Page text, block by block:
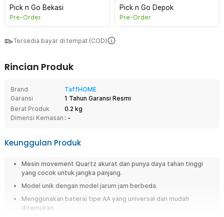
Pick n Go Bekasi
Pre-Order
Pick n Go Depok
Pre-Order
Tersedia bayar di tempat (COD)
Rincian Produk
Brand
TaffHOME
Garansi
1 Tahun Garansi Resmi
Berat Produk
0.2 kg
Dimensi Kemasan : -
Keunggulan Produk
Mesin movement Quartz akurat dan punya daya tahan tinggi
yang cocok untuk jangka panjang.
Model unik dengan model jarum jam berbeda.
Menggunakan baterai tipe AA yang universal dan mudah
ditemukan.